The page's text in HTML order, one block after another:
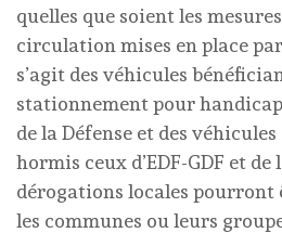
quelles que soient les
circulation mises en place
s’agit des véhicules
stationnement pour
de la Défense et des
hormis ceux d’EDF-GDF et de
dérogations locales pourront
les communes ou leurs